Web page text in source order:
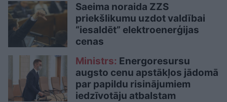
Saeima noraida ZZS
priekšlikumu uzdot valdībai
“iesaldēt” elektroenerģijas
cenas
Ministrs: Energoresursu
augsto cenu apstākļos jādomā
par papildu risinājumiem
iedzīvotāju atbalstam